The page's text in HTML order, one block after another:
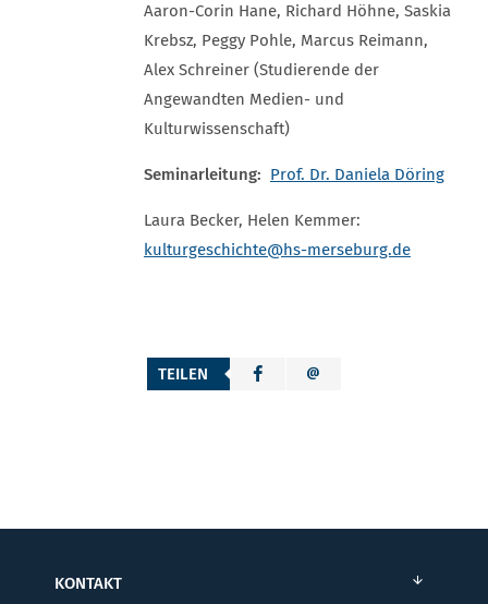
Aaron-Corin Hane, Richard Höhne, Saskia
Krebsz, Peggy Pohle, Marcus Reimann,
Alex Schreiner (Studierende der
Angewandten Medien- und
Kulturwissenschaft)
Seminarleitung: Prof. Dr. Daniela Döring
Laura Becker, Helen Kemmer:
kulturgeschichte@hs-merseburg.de
TEILEN
KONTAKT